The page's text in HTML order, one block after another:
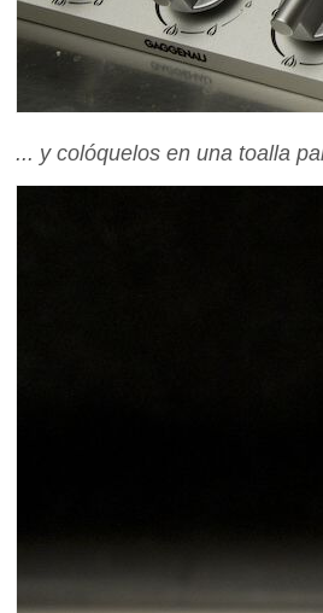
... y colóquelos en una toalla